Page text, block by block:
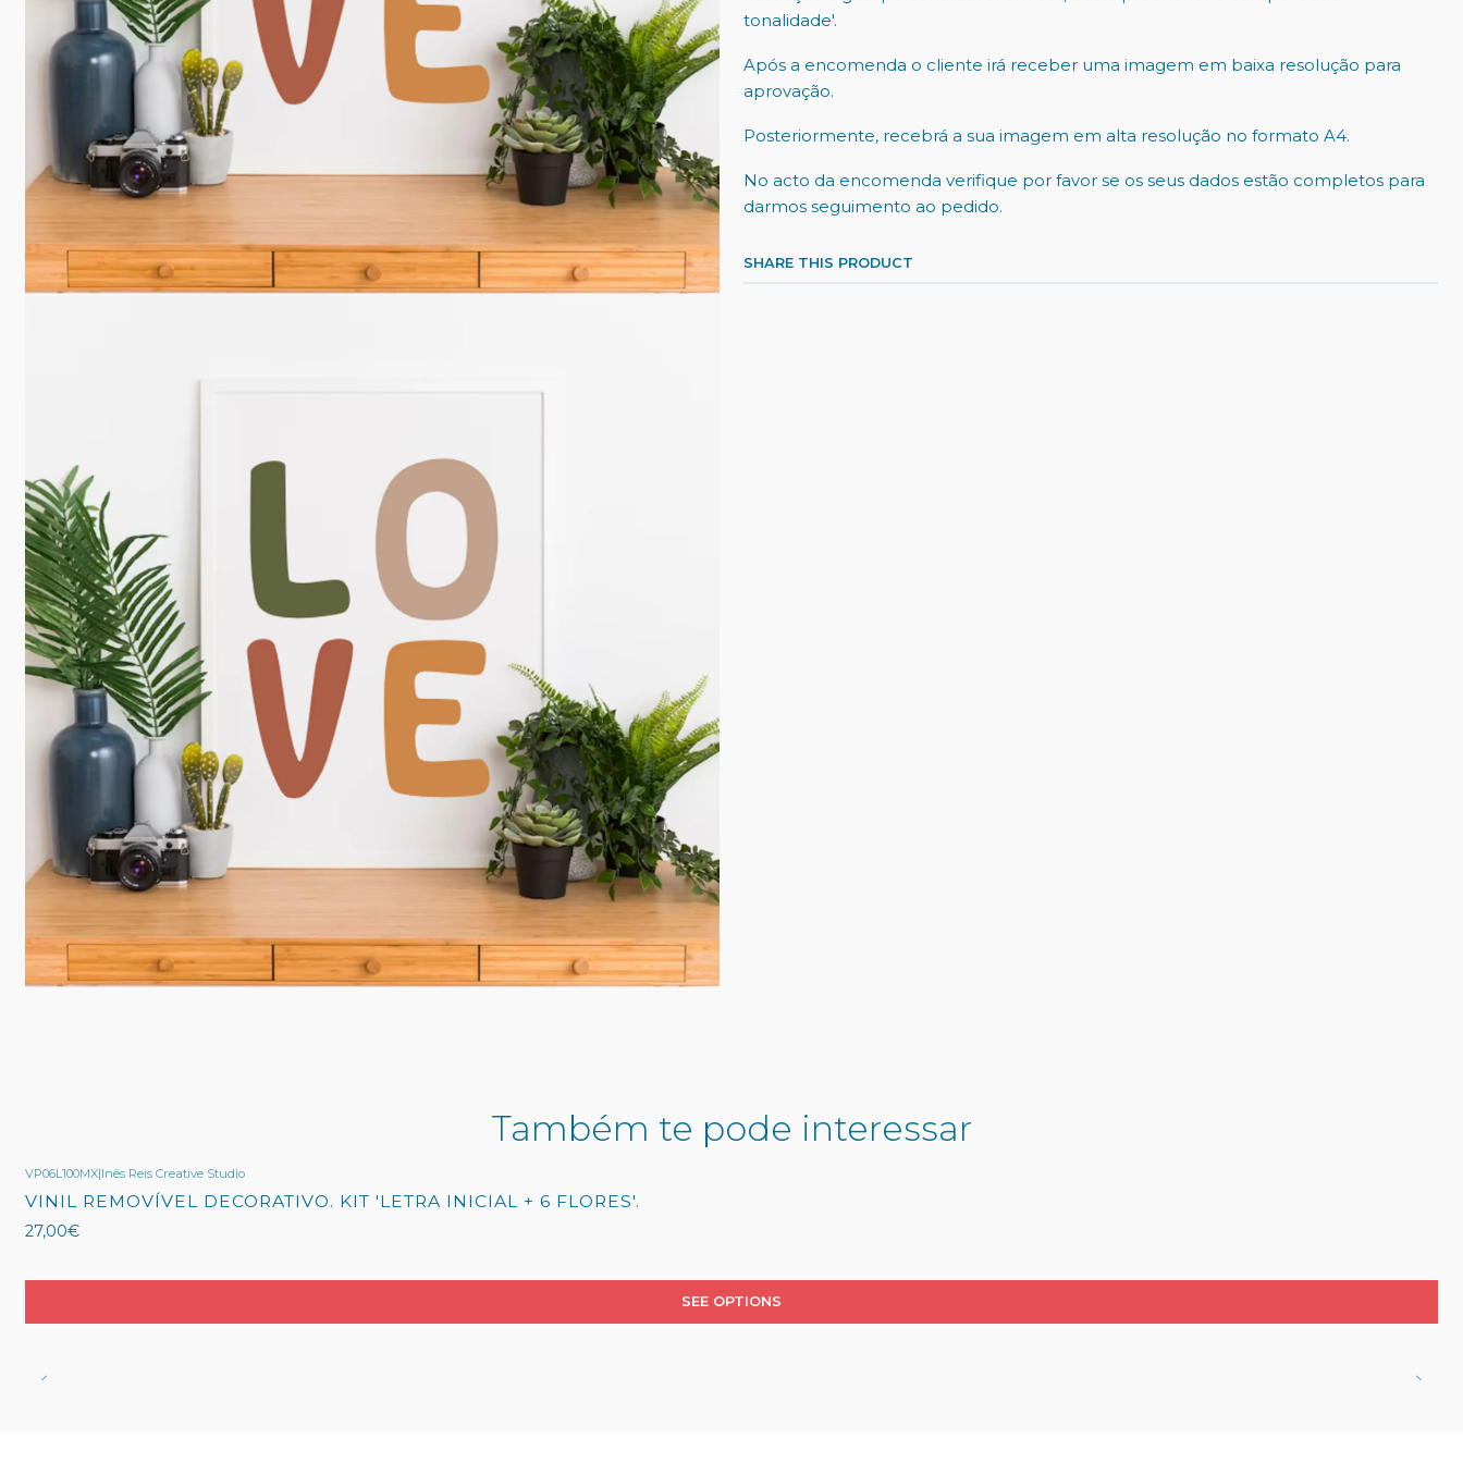
tonalidade'.
Após a encomenda o cliente irá receber uma imagem em baixa resolução para
aprovação.
Posteriormente, recebrá a sua imagem em alta resolução no formato A4.
No acto da encomenda verifique por favor se os seus dados estão completos para
darmos seguimento ao pedido.
SHARE THIS PRODUCT
Também te pode interessar
VP06L100MX|Inês Reis Creative Studio
VINIL REMOVÍVEL DECORATIVO. KIT 'LETRA INICIAL + 6 FLORES'.
27,00€
SEE OPTIONS